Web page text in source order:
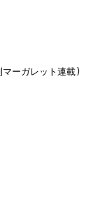
ーガレット連載)